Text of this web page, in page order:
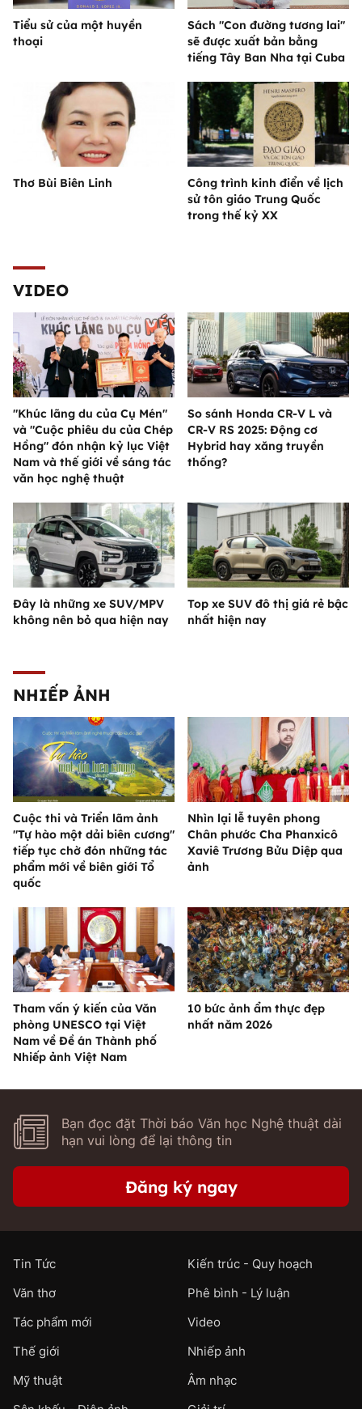
Tiểu sử của một huyền
thoại
Sách "Con đường tương lai"
sẽ được xuất bản bằng
tiếng Tây Ban Nha tại Cuba
Thơ Bùi Biên Linh
Công trình kinh điển về lịch
sử tôn giáo Trung Quốc
trong thế kỷ XX
VIDEO
"Khúc lãng du của Cụ Mén"
và "Cuộc phiêu du của Chép
Hồng" đón nhận kỷ lục Việt
Nam và thế giới về sáng tác
văn học nghệ thuật
So sánh Honda CR-V L và
CR-V RS 2025: Động cơ
Hybrid hay xăng truyền
thống?
Đây là những xe SUV/MPV
không nên bỏ qua hiện nay
Top xe SUV đô thị giá rẻ bậc
nhất hiện nay
NHIẾP ẢNH
Cuộc thi và Triển lãm ảnh
"Tự hào một dải biên cương"
tiếp tục chờ đón những tác
phẩm mới về biên giới Tổ
quốc
Nhìn lại lễ tuyên phong
Chân phước Cha Phanxicô
Xaviê Trương Bửu Diệp qua
ảnh
Tham vấn ý kiến của Văn
phòng UNESCO tại Việt
Nam về Đề án Thành phố
Nhiếp ảnh Việt Nam
10 bức ảnh ẩm thực đẹp
nhất năm 2026
Bạn đọc đặt Thời báo Văn học Nghệ thuật dài
hạn vui lòng để lại thông tin
Đăng ký ngay
Tin Tức
Kiến trúc - Quy hoạch
Văn thơ
Phê bình - Lý luận
Tác phẩm mới
Video
Thế giới
Nhiếp ảnh
Mỹ thuật
Âm nhạc